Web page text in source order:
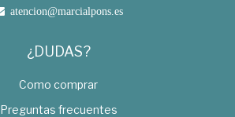
atencion@marcialpons.es
¿DUDAS?
Como comprar
Preguntas frecuentes